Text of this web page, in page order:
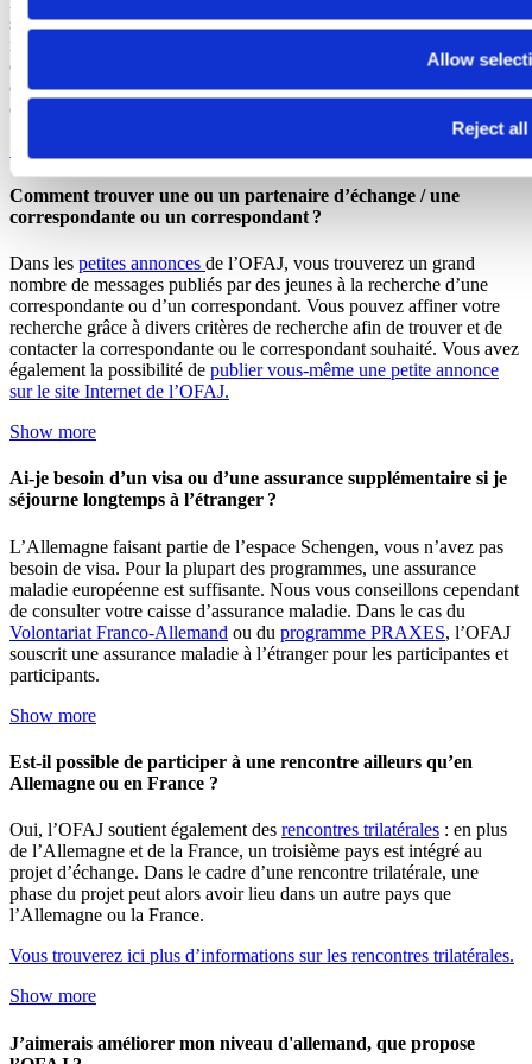
Allow
Reject all
sont pas financés par l’OFAJ. Vous pouvez demander des
organisatrice ou bien de l’OFAJ. Lorsqu’il s’agit d’un programme
organisé directement par l’OFAJ, prenez contact avec la ou le
collègue concerné à l’OFAJ.
Comment trouver une ou un partenaire d’échange / une
correspondante ou un correspondant ?
Dans les petites annonces de l’OFAJ, vous trouverez un grand
nombre de messages publiés par des jeunes à la recherche d’une
correspondante ou d’un correspondant. Vous pouvez affiner votre
recherche grâce à divers critères de recherche afin de trouver et de
contacter la correspondante ou le correspondant souhaité. Vous avez
également la possibilité de publier vous-même une petite annonce
sur le site Internet de l’OFAJ.
Show more
Ai-je besoin d’un visa ou d’une assurance supplémentaire si je
séjourne longtemps à l’étranger ?
L’Allemagne faisant partie de l’espace Schengen, vous n’avez pas
besoin de visa. Pour la plupart des programmes, une assurance
maladie européenne est suffisante. Nous vous conseillons cependant
de consulter votre caisse d’assurance maladie. Dans le cas du
Volontariat Franco-Allemand ou du programme PRAXES, l’OFAJ
souscrit une assurance maladie à l’étranger pour les participantes et
participants.
Show more
Est-il possible de participer à une rencontre ailleurs qu’en
Allemagne ou en France ?
Oui, l’OFAJ soutient également des rencontres trilatérales : en plus
de l’Allemagne et de la France, un troisième pays est intégré au
projet d’échange. Dans le cadre d’une rencontre trilatérale, une
phase du projet peut alors avoir lieu dans un autre pays que
l’Allemagne ou la France.
Vous trouverez ici plus d’informations sur les rencontres trilatérales.
Show more
J’aimerais améliorer mon niveau d'allemand, que propose